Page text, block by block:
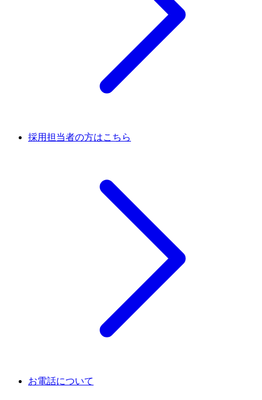
採用担当者の方はこちら
お電話について